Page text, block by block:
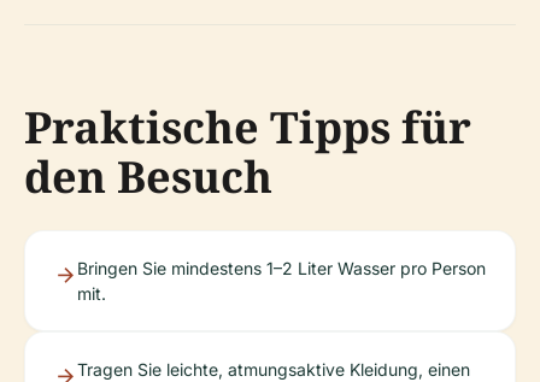
Praktische Tipps für
den Besuch
Bringen Sie mindestens 1–2 Liter Wasser pro Person
mit.
Tragen Sie leichte, atmungsaktive Kleidung, einen